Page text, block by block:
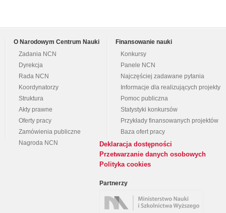
O Narodowym Centrum Nauki
Zadania NCN
Dyrekcja
Rada NCN
Koordynatorzy
Struktura
Akty prawne
Oferty pracy
Zamówienia publiczne
Nagroda NCN
Finansowanie nauki
Konkursy
Panele NCN
Najczęściej zadawane pytania
Informacje dla realizujących projekty
Pomoc publiczna
Statystyki konkursów
Przykłady finansowanych projektów
Baza ofert pracy
Deklaracja dostępności
Przetwarzanie danych osobowych
Polityka cookies
Partnerzy